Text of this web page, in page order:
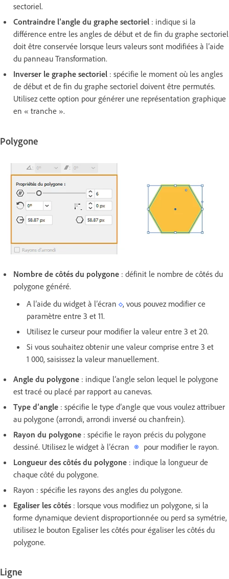
sectoriel.
Contraindre l’angle du graphe sectoriel : indique si la
différence entre les angles de début et de fin du graphe sectoriel
doit être conservée lorsque leurs valeurs sont modifiées à l’aide
du panneau Transformation.
Inverser le graphe sectoriel : spécifie le moment où les angles
de début et de fin du graphe sectoriel doivent être permutés.
Utilisez cette option pour générer une représentation graphique
en « tranche ».
Polygone
Nombre de côtés du polygone : définit le nombre de côtés du
polygone généré.
A l’aide du widget à l’écran
, vous pouvez modifier ce
paramètre entre 3 et 11.
Utilisez le curseur pour modifier la valeur entre 3 et 20.
Si vous souhaitez obtenir une valeur comprise entre 3 et
1 000, saisissez la valeur manuellement.
Angle du polygone : indique l’angle selon lequel le polygone
est tracé ou placé par rapport au canevas.
Type d’angle : spécifie le type d’angle que vous voulez attribuer
au polygone (arrondi, arrondi inversé ou chanfrein).
Rayon du polygone : spécifie le rayon précis du polygone
dessiné. Utilisez le widget à l’écran
pour modifier le rayon.
Longueur des côtés du polygone : indique la longueur de
chaque côté du polygone.
Rayon : spécifie les rayons des angles du polygone.
Egaliser les côtés : lorsque vous modifiez un polygone, si la
forme dynamique devient disproportionnée ou perd sa symétrie,
utilisez le bouton Egaliser les côtés pour égaliser les côtés du
polygone.
Ligne